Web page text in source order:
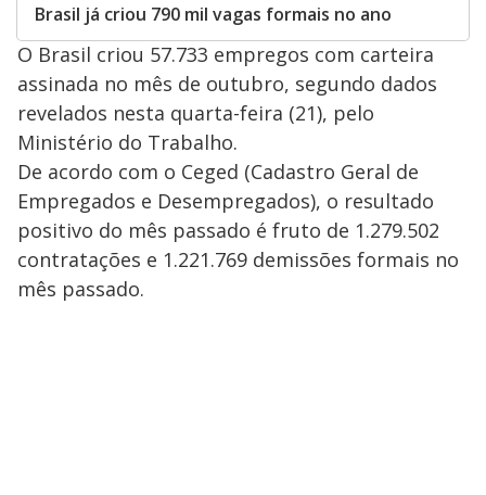
Brasil já criou 790 mil vagas formais no ano
O Brasil criou 57.733 empregos com carteira
assinada no mês de outubro, segundo dados
revelados nesta quarta-feira (21), pelo
Ministério do Trabalho.
De acordo com o Ceged (Cadastro Geral de
Empregados e Desempregados), o resultado
positivo do mês passado é fruto de 1.279.502
contratações e 1.221.769 demissões formais no
mês passado.